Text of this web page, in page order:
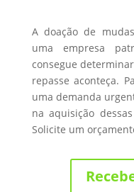
A doação de
uma empresa
consegue
repasse aconteça.
uma demanda
na aquisição
Solicite um